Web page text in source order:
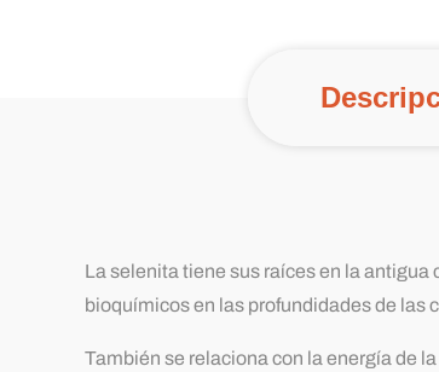
La selenita tiene sus raíces en la antigua
bioquímicos en las profundidades de las
También se relaciona con la energía de